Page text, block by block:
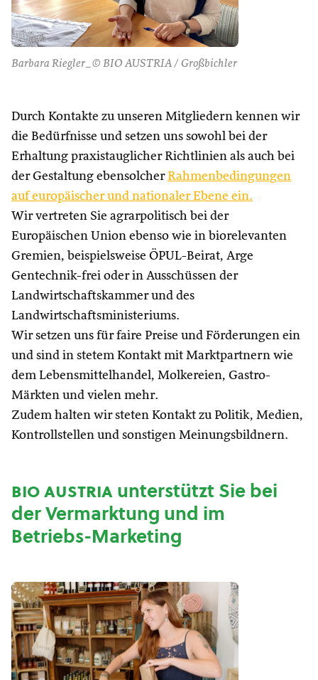
Barbara Riegler_© BIO AUSTRIA / Großbichler
Durch Kontakte zu unseren Mitgliedern kennen wir
die Bedürfnisse und setzen uns sowohl bei der
Erhaltung praxistauglicher Richtlinien als auch bei
der Gestaltung ebensolcher Rahmenbedingungen
auf europäischer und nationaler Ebene ein.
Wir vertreten Sie agrarpolitisch bei der
Europäischen Union ebenso wie in biorelevanten
Gremien, beispielsweise ÖPUL-Beirat, Arge
Gentechnik-frei oder in Ausschüssen der
Landwirtschaftskammer und des
Landwirtschaftsministeriums.
Wir setzen uns für faire Preise und Förderungen ein
und sind in stetem Kontakt mit Marktpartnern wie
dem Lebensmittelhandel, Molkereien, Gastro-
Märkten und vielen mehr.
Zudem halten wir steten Kontakt zu Politik, Medien,
Kontrollstellen und sonstigen Meinungsbildnern.
bio austriaunterstützt Sie bei
der Vermarktung und im
Betriebs-Marketing